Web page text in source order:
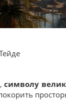
символу